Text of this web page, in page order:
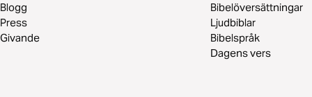
Blogg
Press
Givande
Bibelöversättningar
Ljudbiblar
Bibelspråk
Dagens vers